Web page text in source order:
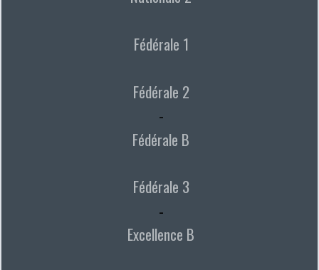
Fédérale 1
Fédérale 2
-
Fédérale B
Fédérale 3
-
Excellence B